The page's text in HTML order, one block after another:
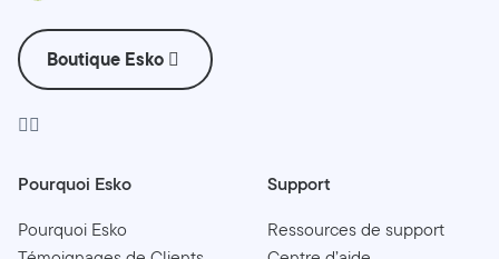
Boutique Esko
Pourquoi Esko
Pourquoi Esko
Support
Ressources de support